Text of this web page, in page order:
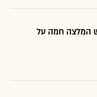
המלצה חמה על